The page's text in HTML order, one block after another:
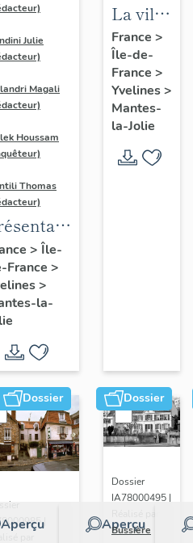
Julie
Magali
Houssam
Thomas
l'étude
> Île-
France >
>
la-
La ville
de
Mantes-
la-Jolie
France >
Île-de-
France >
Yvelines>
Mantes-
la-Jolie
Dossier
Aperçu|
Dossier
Aperçu
Dossier
IA78000495 |
Bussière